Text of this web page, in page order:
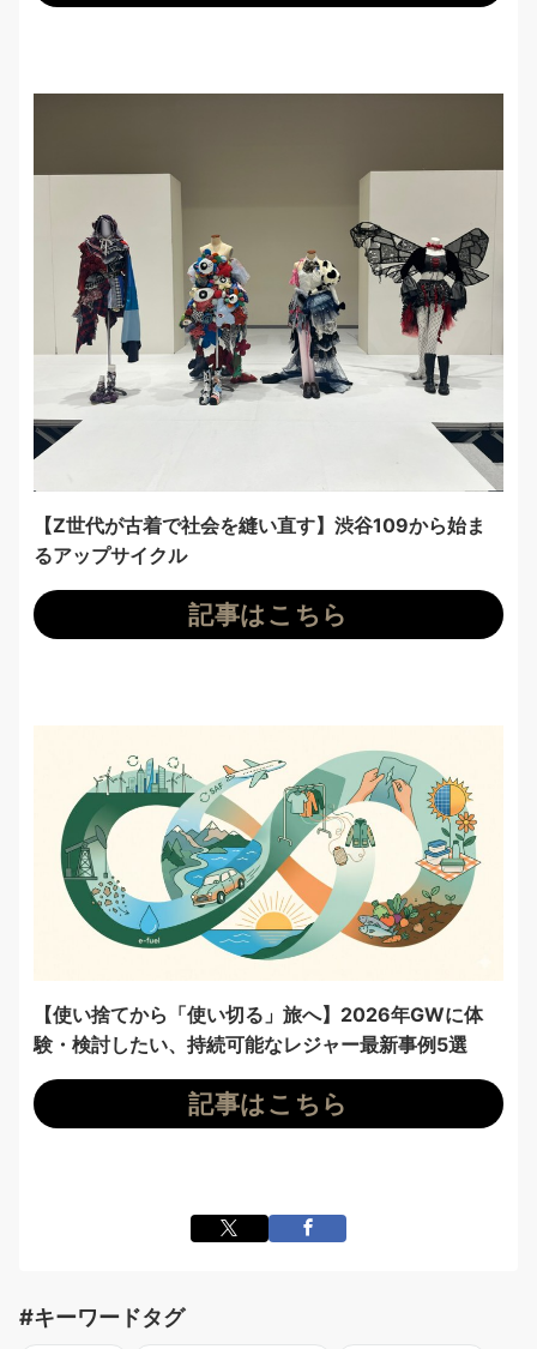
【Z世代が古着で社会を縫い直す】渋谷109から始ま
るアップサイクル
記事はこちら
【使い捨てから「使い切る」旅へ】2026年GWに体
験・検討したい、持続可能なレジャー最新事例5選
記事はこちら
#キーワードタグ